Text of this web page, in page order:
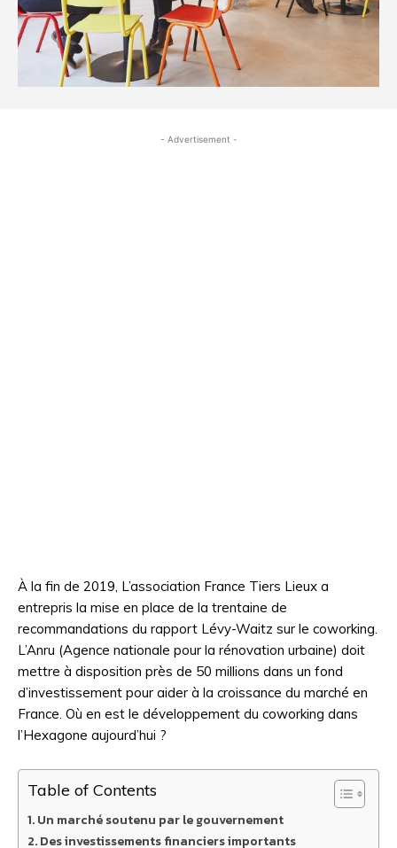
- Advertisement -
À la fin de 2019, L’association France Tiers Lieux a
entrepris la mise en place de la trentaine de
recommandations du rapport Lévy-Waitz sur le coworking.
L’Anru (Agence nationale pour la rénovation urbaine) doit
mettre à disposition près de 50 millions dans un fond
d’investissement pour aider à la croissance du marché en
France. Où en est le développement du coworking dans
l’Hexagone aujourd’hui ?
Table of Contents
Un marché soutenu par le gouvernement
Des investissements financiers importants